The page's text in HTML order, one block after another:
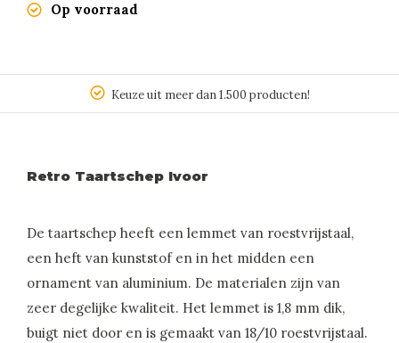
Op voorraad
Keuze uit meer dan 1.500 producten!
Retro Taartschep Ivoor
De taartschep heeft een lemmet van roestvrijstaal,
een heft van kunststof en in het midden een
ornament van aluminium. De materialen zijn van
zeer degelijke kwaliteit. Het lemmet is 1,8 mm dik,
buigt niet door en is gemaakt van 18/10 roestvrijstaal.